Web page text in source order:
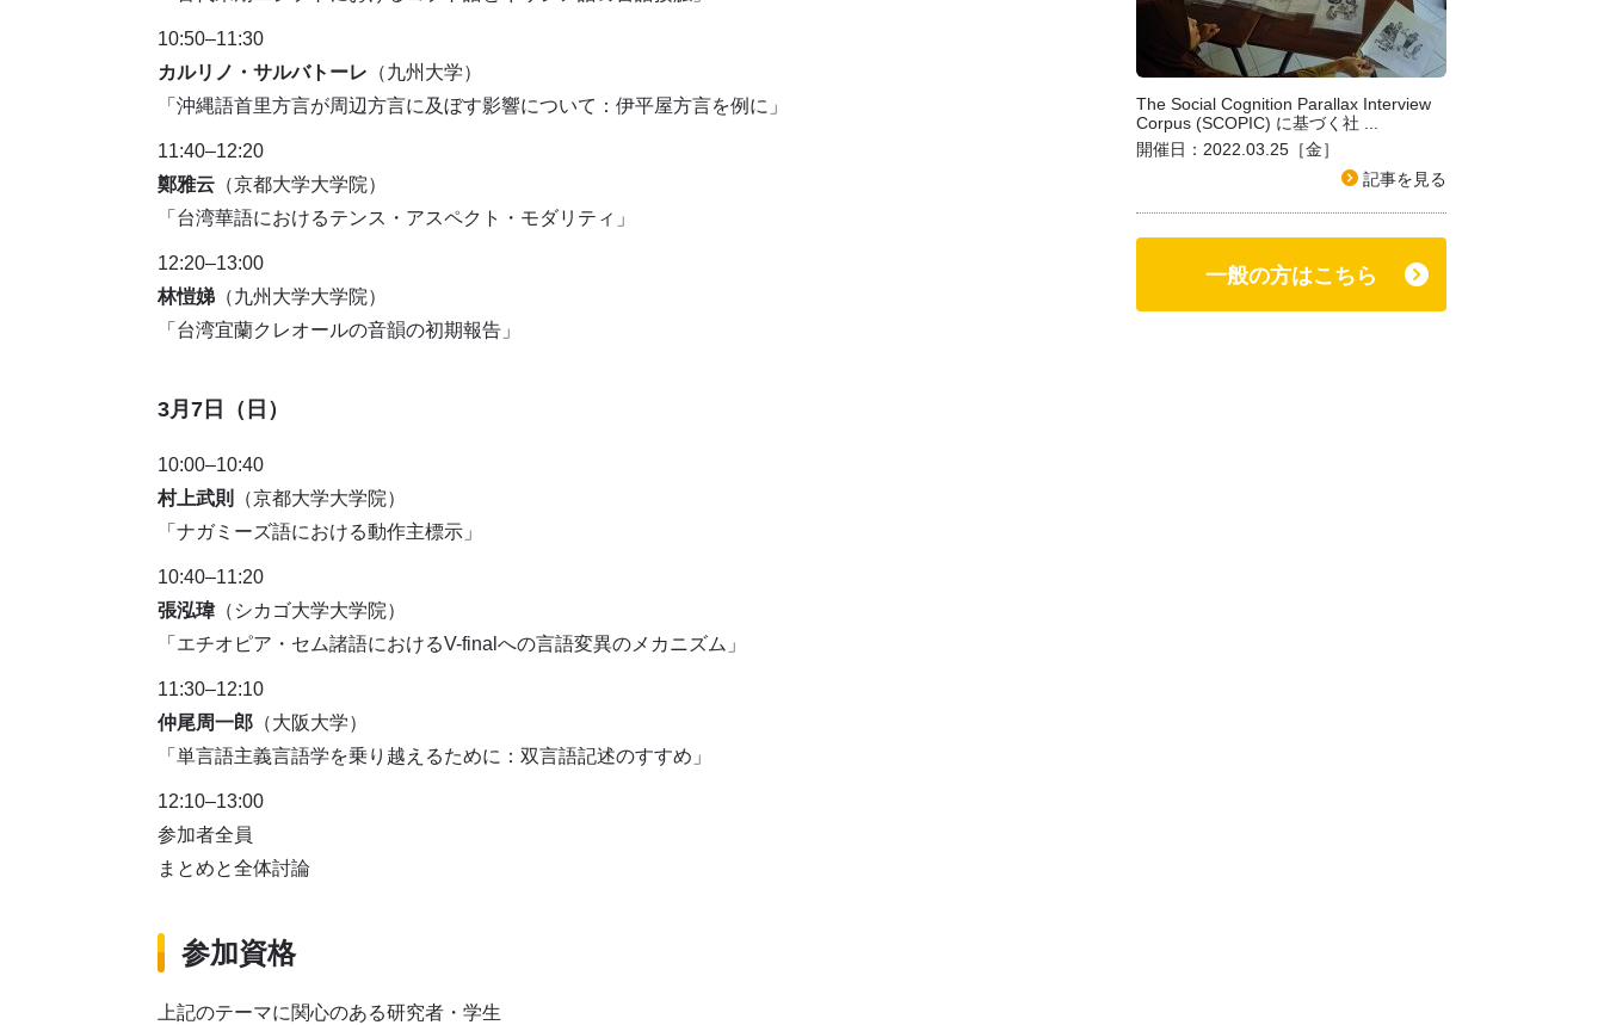
10:50–11:30
カルリノ・サルバトーレ （九州大学）
「沖縄語首里方言が周辺方言に及ぼす影響について：伊平屋方言を例に」
11:40–12:20
鄭雅云 （京都大学大学院）
「台湾華語におけるテンス・アスペクト・モダリティ」
12:20–13:00
林愷娣 （九州大学大学院）
「台湾宜蘭クレオールの音韻の初期報告」
3月7日（日）
10:00–10:40
村上武則
（京都大学大学院）
「ナガミーズ語における動作主標示」
10:40–11:20
張泓瑋 （シカゴ大学大学院）
「エチオピア・セム諸語におけるV-finalへの言語変異のメカニズム」
11:30–12:10
仲尾周一郎 （大阪大学）
「単言語主義言語学を乗り越えるために：双言語記述のすすめ」
12:10–13:00
参加者全員
まとめと全体討論
参加資格
上記のテーマに関心のある研究者・学生
The Social Cognition Parallax Interview
Corpus (SCOPIC) に基づく社 ...
開催日：2022.03.25［金］
記事を見る
一般の方はこちら